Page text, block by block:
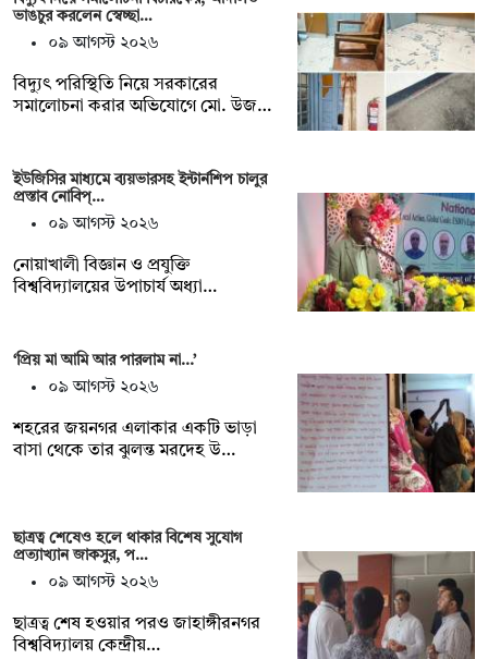
ভাঙচুর করলেন স্বেচ্ছা…
০৯ আগস্ট ২০২৬
বিদ্যুৎ পরিস্থিতি নিয়ে সরকারের
সমালোচনা করার অভিযোগে মো. উজ…
ইউজিসির মাধ্যমে ব্যয়ভারসহ ইন্টার্নশিপ চালুর
প্রস্তাব নোবিপ্…
০৯ আগস্ট ২০২৬
নোয়াখালী বিজ্ঞান ও প্রযুক্তি
বিশ্ববিদ্যালয়ের উপাচার্য অধ্যা…
‘প্রিয় মা আমি আর পারলাম না...’
০৯ আগস্ট ২০২৬
শহরের জয়নগর এলাকার একটি ভাড়া
বাসা থেকে তার ঝুলন্ত মরদেহ উ…
ছাত্রত্ব শেষেও হলে থাকার বিশেষ সুযোগ
প্রত্যাখ্যান জাকসুর, প…
০৯ আগস্ট ২০২৬
ছাত্রত্ব শেষ হওয়ার পরও জাহাঙ্গীরনগর
বিশ্ববিদ্যালয় কেন্দ্রীয়…